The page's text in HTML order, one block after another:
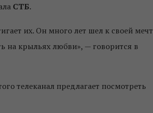
СТБ.
их. Он много лет шел к своей
на крыльях любви», — говорится в
телеканал предлагает посмотреть